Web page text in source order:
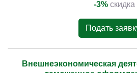
-3% скидка
Подать
Внешнеэкономическая